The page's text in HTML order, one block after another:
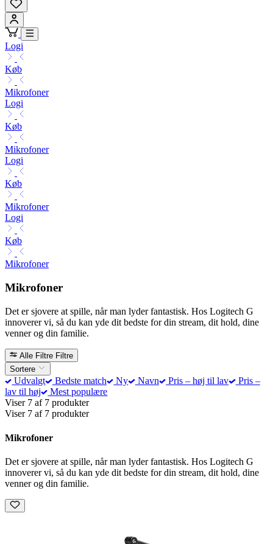
Logi
Køb
Mikrofoner
Logi
Køb
Mikrofoner
Logi
Køb
Mikrofoner
Logi
Køb
Mikrofoner
Mikrofoner
Det er sjovere at spille, når man lyder fantastisk. Hos Logitech G
innoverer vi, så du kan yde dit bedste for din stream, dit hold, dine
venner og din familie.
Alle Filtre Filtre
Sortere
Udvalgt Bedste match Ny Navn Pris – høj til lav
Pris –
lav til høj
Mest populære
Viser 7 af 7 produkter
Viser 7 af 7 produkter
Mikrofoner
Det er sjovere at spille, når man lyder fantastisk. Hos Logitech G
innoverer vi, så du kan yde dit bedste for din stream, dit hold, dine
venner og din familie.